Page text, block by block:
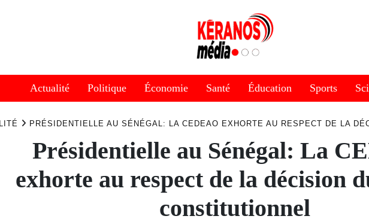
Actualité Politique Économie Santé Éducation Sports
PRÉSIDENTIELLE AU SÉNÉGAL: LA CEDEAO EXHORTE AU RESPECT DE LA
Présidentielle au Sénégal: La
exhorte au respect de la décision
constitutionnel